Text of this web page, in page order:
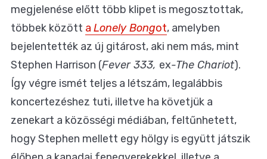
megjelenése előtt több klipet is megosztottak,
többek között a Lonely Bongot, amelyben
bejelentették az új gitárost, aki nem más, mint
Stephen Harrison (Fever 333, ex-The Chariot).
Így végre ismét teljes a létszám, legalábbis
koncertezéshez tuti, illetve ha követjük a
zenekart a közösségi médiában, feltűnhetett,
hogy Stephen mellett egy hölgy is együtt játszik